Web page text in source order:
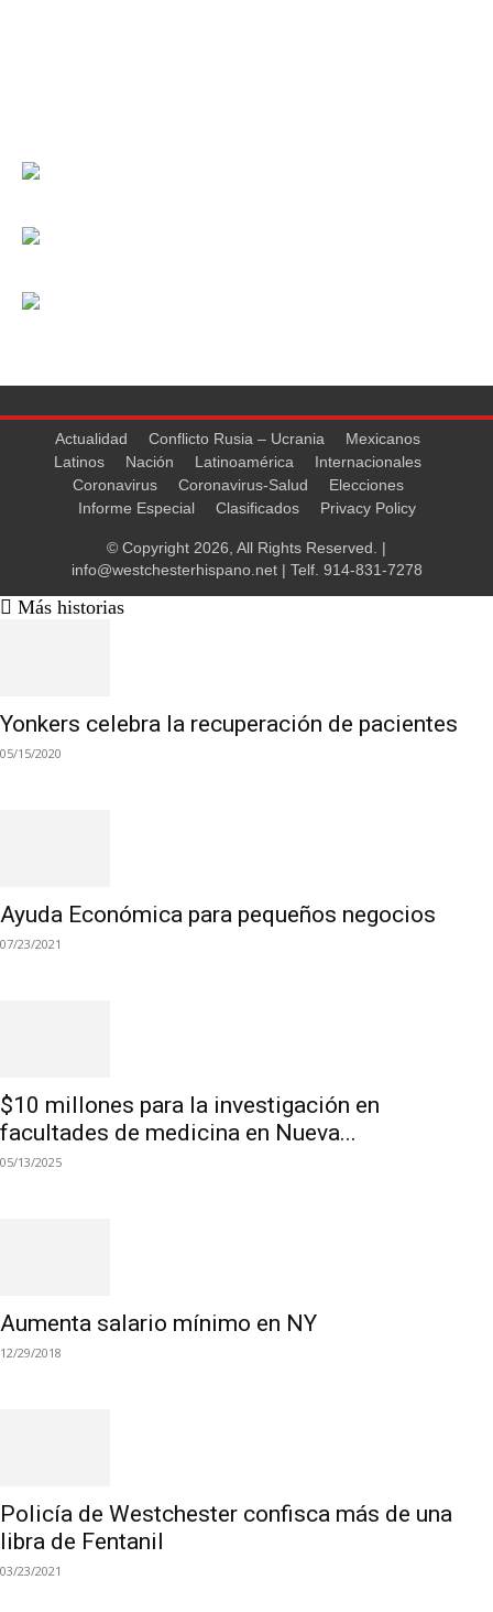
Actualidad Conflicto Rusia – Ucrania
Mexicanos
Latinos
Nación Latinoamérica
Internacionales
Coronavirus
Coronavirus-Salud
Elecciones
Informe Especial
Clasificados Privacy Policy
© Copyright 2026, All Rights Reserved. |
info@westchesterhispano.net| Telf. 914-831-7278
Más historias
Yonkers celebra la recuperación de pacientes
05/15/2020
Ayuda Económica para pequeños negocios
07/23/2021
$10 millones para la investigación en
facultades de medicina en Nueva...
05/13/2025
Aumenta salario mínimo en NY
12/29/2018
Policía de Westchester confisca más de una
libra de Fentanil
03/23/2021